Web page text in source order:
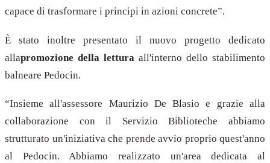
capace di trasformare i principi in azioni concrete”.
È stato inoltre presentato il nuovo progetto dedicato
allapromozione della lettura all'interno dello stabilimento
balneare Pedocin.
“Insieme all'assessore Maurizio De Blasio e grazie alla
collaborazione con il Servizio Biblioteche abbiamo
strutturato un'iniziativa che prende avvio proprio quest'anno
al Pedocin. Abbiamo realizzato un'area dedicata al